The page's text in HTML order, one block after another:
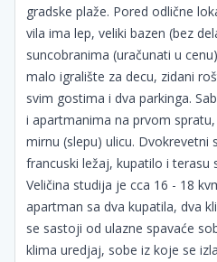
gradske plaže. Pored odlične
vila ima lep, veliki bazen (bez
suncobranima (uračunati u
malo igralište za decu, zidani
svim gostima i dva parkinga.
i apartmanima na prvom
mirnu (slepu) ulicu. Dvokrevetni
francuski ležaj, kupatilo i terasu
Veličina studija je cca 16 - 18
apartman sa dva kupatila, dva
se sastoji od ulazne spavaće
klima uredjaj, sobe iz koje se